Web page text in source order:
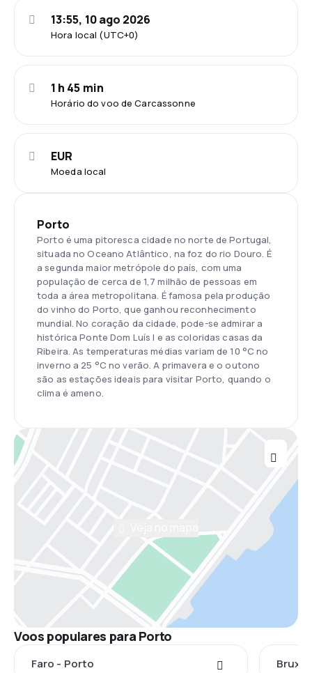
Hora local (UTC+0)
13:55, 10 ago 2026
Horário do voo de Carcassonne
1 h 45 min
Moeda local
EUR
Porto
Porto é uma pitoresca cidade no norte de Portugal,
situada no Oceano Atlântico, na foz do rio Douro. É
a segunda maior metrópole do país, com uma
população de cerca de 1,7 milhão de pessoas em
toda a área metropolitana. É famosa pela produção
do vinho do Porto, que ganhou reconhecimento
mundial. No coração da cidade, pode-se admirar a
histórica Ponte Dom Luís I e as coloridas casas da
Ribeira. As temperaturas médias variam de 10 °C no
inverno a 25 °C no verão. A primavera e o outono
são as estações ideais para visitar Porto, quando o
clima é ameno.
Voos populares para Porto
Faro - Porto